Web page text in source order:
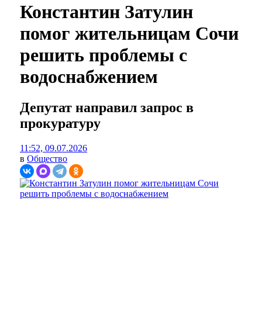
Константин Затулин
помог жительницам Сочи
решить проблемы с
водоснабжением
Депутат направил запрос в
прокуратуру
11:52, 09.07.2026
в Общество